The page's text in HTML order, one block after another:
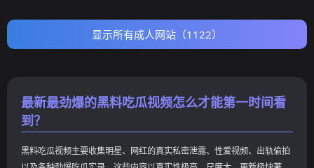
搜内容、视频资讯以及热门讨论
事件，为用户提供更加集中化的
信息浏览体验。从网站定位来
话题进行内容整理与展示，帮助
用户快速了解当前网络关注度较
高的话题内容。
显示所有成人网站（1122）
最新最劲爆的黑料吃瓜视频怎么才能第一时间看
到？
黑料吃瓜视频主要收集明星、网红的真实私密泄露、性爱视频、出轨偷拍